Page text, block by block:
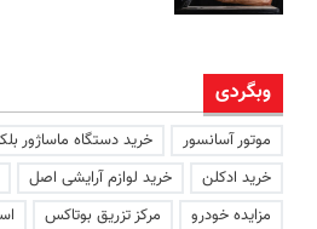
وبگردی
موتور آسانسور خرید دستگاه ماساژور
خرید ادکلن
خرید لوازم آرایشی اصل
مزایده خودرو
مرکز تزریق بوتاکس